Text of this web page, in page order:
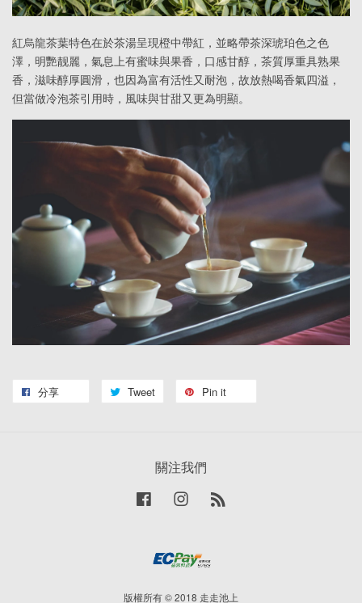
紅烏龍茶葉特色在於茶湯呈現橙中帶紅，並略帶茶深琥珀色之色
澤，明艷靓麗，氣息上有蜜味與果香，口感甘醇，茶質厚重具熟果
香，滋味醇厚圓滑，也因為富有活性又耐泡，故放熱喝香氣四溢，
但當做冷泡茶引用時，風味與甘甜又更為明顯。
分享 Tweet Pin it
關注我們
Facebook Instagram
版權所有 © 2018 走走池上